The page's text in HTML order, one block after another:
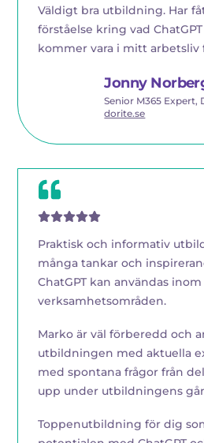
Väldigt bra utbildning. Har
förståelse kring vad
kommer vara i mitt arbetsliv
Jonny
Senior M365 Expert,
dorite.se
Praktisk och informativ
många tankar och
ChatGPT kan användas
verksamhetsområden.
Marko är väl förberedd och
utbildningen med aktuella
med spontana frågor från
upp under utbildningens
Toppenutbildning för dig